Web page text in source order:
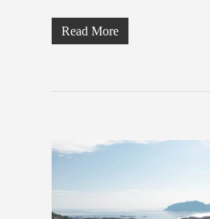
Read More